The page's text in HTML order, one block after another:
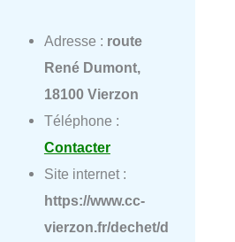
Adresse : route
René Dumont,
18100 Vierzon
Téléphone :
Contacter
Site internet :
https://www.cc-
vierzon.fr/dechet/d